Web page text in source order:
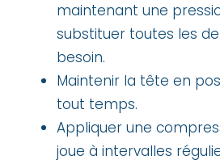
maintenant une
substituer toutes les
besoin.
Maintenir la tête en
tout temps.
Appliquer une
joue à intervalles